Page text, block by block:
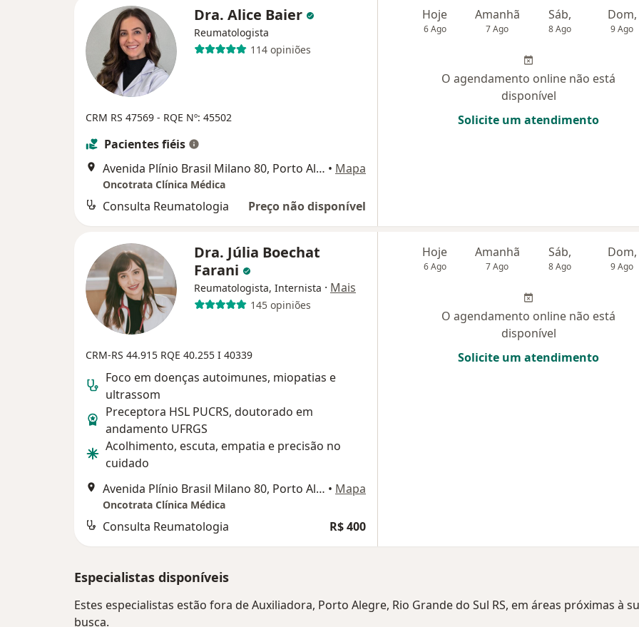
Dra. Alice Baier
Reumatologista
114 opiniões
CRM RS 47569 - RQE Nº: 45502
Pacientes fiéis
Avenida Plínio Brasil Milano 80, Porto Alegre • Mapa
Oncotrata Clínica Médica
Consulta Reumatologia Preço não disponível
Hoje
6 Ago
Amanhã
7 Ago
Sáb,
8 Ago
Dom,
9 Ago
O agendamento online não está
disponível
Solicite um atendimento
Dra. Júlia Boechat
Farani
Reumatologista, Internista · Mais
145 opiniões
CRM-RS 44.915 RQE 40.255 I 40339
Foco em doenças autoimunes, miopatias e
ultrassom
Preceptora HSL PUCRS, doutorado em
andamento UFRGS
Acolhimento, escuta, empatia e precisão no
cuidado
Avenida Plínio Brasil Milano 80, Porto Alegre • Mapa
Oncotrata Clínica Médica
Consulta Reumatologia R$ 400
Hoje
6 Ago
Amanhã
7 Ago
Sáb,
8 Ago
Dom,
9 Ago
O agendamento online não está
disponível
Solicite um atendimento
Especialistas disponíveis
Estes especialistas estão fora de Auxiliadora, Porto Alegre, Rio Grande do Sul RS, em áreas próximas à
busca.